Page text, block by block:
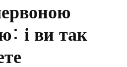
і ви так